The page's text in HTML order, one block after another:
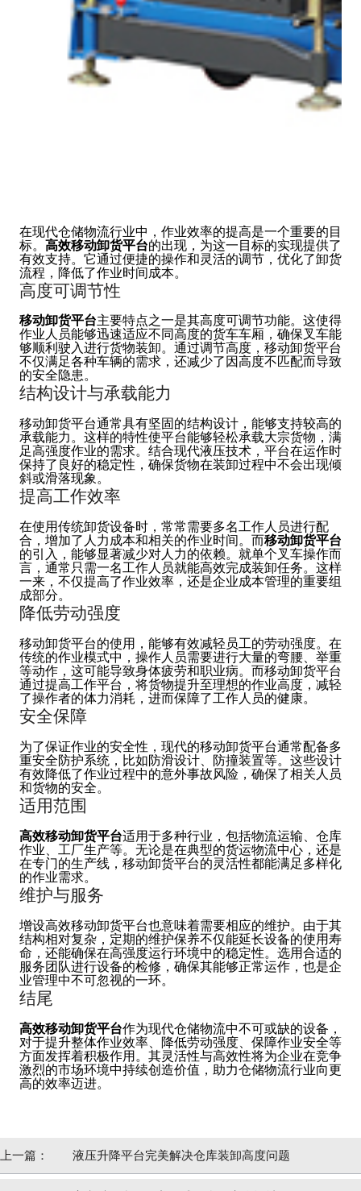
在现代仓储物流行业中，作业效率的提高是一个重要的目
标。 高效移动卸货平台的出现，为这一目标的实现提供了
有效支持。它通过便捷的操作和灵活的调节，优化了卸货
流程，降低了作业时间成本。
高度可调节性
移动卸货平台主要特点之一是其高度可调节功能。这使得
作业人员能够迅速适应不同高度的货车车厢，确保叉车能
够顺利驶入进行货物装卸。通过调节高度，移动卸货平台
不仅满足各种车辆的需求，还减少了因高度不匹配而导致
的安全隐患。
结构设计与承载能力
移动卸货平台通常具有坚固的结构设计，能够支持较高的
承载能力。这样的特性使平台能够轻松承载大宗货物，满
足高强度作业的需求。结合现代液压技术，平台在运作时
保持了良好的稳定性，确保货物在装卸过程中不会出现倾
斜或滑落现象。
提高工作效率
在使用传统卸货设备时，常常需要多名工作人员进行配
合，增加了人力成本和相关的作业时间。而移动卸货平台
的引入，能够显著减少对人力的依赖。就单个叉车操作而
言，通常只需一名工作人员就能高效完成装卸任务。这样
一来，不仅提高了作业效率，还是企业成本管理的重要组
成部分。
降低劳动强度
移动卸货平台的使用，能够有效减轻员工的劳动强度。在
传统的作业模式中，操作人员需要进行大量的弯腰、举重
等动作，这可能导致身体疲劳和职业病。而移动卸货平台
通过提高工作平台，将货物提升至理想的作业高度，减轻
了操作者的体力消耗，进而保障了工作人员的健康。
安全保障
为了保证作业的安全性，现代的移动卸货平台通常配备多
重安全防护系统，比如防滑设计、防撞装置等。这些设计
有效降低了作业过程中的意外事故风险，确保了相关人员
和货物的安全。
适用范围
高效移动卸货平台适用于多种行业，包括物流运输、仓库
作业、工厂生产等。无论是在典型的货运物流中心，还是
在专门的生产线，移动卸货平台的灵活性都能满足多样化
的作业需求。
维护与服务
增设高效移动卸货平台也意味着需要相应的维护。由于其
结构相对复杂，定期的维护保养不仅能延长设备的使用寿
命，还能确保在高强度运行环境中的稳定性。选用合适的
服务团队进行设备的检修，确保其能够正常运作，也是企
业管理中不可忽视的一环。
结尾
高效移动卸货平台作为现代仓储物流中不可或缺的设备，
对于提升整体作业效率、降低劳动强度、保障作业安全等
方面发挥着积极作用。其灵活性与高效性将为企业在竞争
激烈的市场环境中持续创造价值，助力仓储物流行业向更
高的效率迈进。
上一篇： 液压升降平台完美解决仓库装卸高度问题